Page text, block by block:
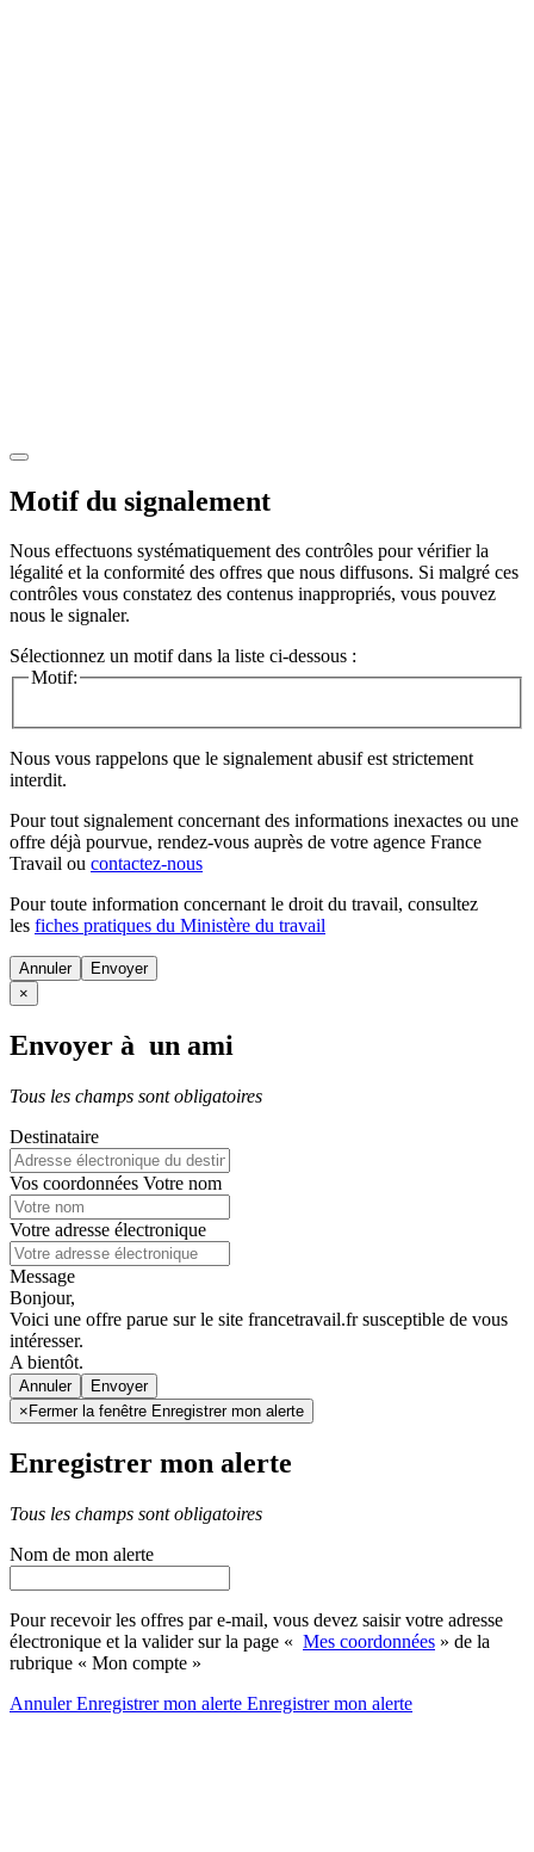
Motif du signalement
Nous effectuons systématiquement des contrôles pour vérifier la
légalité et la conformité des offres que nous diffusons. Si malgré ces
contrôles vous constatez des contenus inappropriés, vous pouvez
nous le signaler.
Sélectionnez un motif dans la liste ci-dessous :
Motif:
Nous vous rappelons que le signalement abusif est strictement
interdit.
Pour tout signalement concernant des informations inexactes ou une
offre déjà pourvue, rendez-vous auprès de votre agence France
Travail ou contactez-nous
Pour toute information concernant le droit du travail, consultez
les fiches pratiques du Ministère du travail
Annuler
×
Envoyer à un ami
Tous les champs sont obligatoires
Destinataire
Vos coordonnées Votre nom
Votre adresse électronique
Message
Bonjour,
Voici une offre parue sur le site francetravail.fr susceptible de vous
intéresser.
A bientôt.
Annuler
× Fermer la fenêtre Enregistrer mon alerte
Enregistrer mon alerte
Tous les champs sont obligatoires
Nom de mon alerte
Pour recevoir les offres par e-mail, vous devez saisir votre adresse
électronique et la valider sur la page « Mes coordonnées » de la
rubrique « Mon compte »
AnnulerEnregistrer mon alerte Enregistrermon alerte